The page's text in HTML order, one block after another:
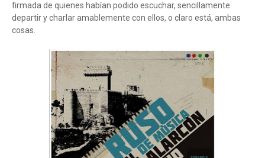
firmada de quienes habían podido escuchar, sencillamente
departir y charlar amablemente con ellos, o claro está, ambas
cosas.